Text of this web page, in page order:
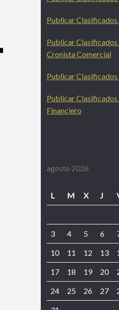
Publicar Clasificados
Publicar Clasificados
Cronista Comercial
Publicar Clasificados
Publicar
Financiero
agosto 2026
L M X J
3 4 5 6
10 11 12 13
17 18 19 20
24 25 26 27